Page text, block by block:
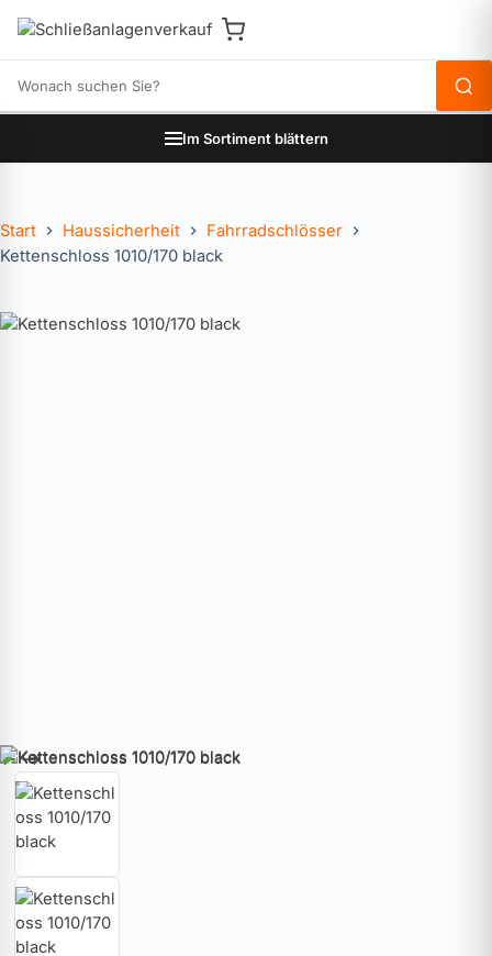
Im Sortiment blättern
Start Haussicherheit
Fahrradschlösser
Kettenschloss 1010/170 black